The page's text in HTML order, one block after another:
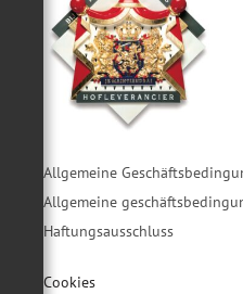
Allgemeine
Allgemeine
Haftungsausschluss
Cookies